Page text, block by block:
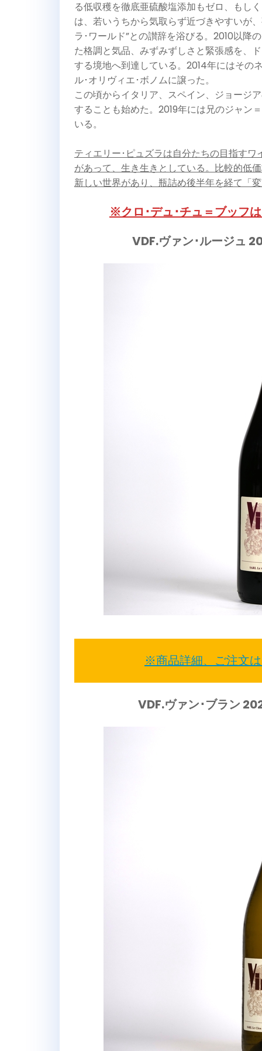
る低収穫を徹底亜硫酸塩添加もゼロ、もし
は、若いうちから気取らず近づきやすいが
ラ･ワールド”との讃辞を浴びる。2010以降
た格調と気品、みずみずしさと緊張感を、
する境地へ到達している。2014年にはその
ル･オリヴィエ･ボノムに譲った。
この頃からイタリア、スペイン、ジョージ
することも始めた。2019年には兄のジャン
いる。
ティエリー･ピュズラは自分たちの目指す
があって、生き生きとしている。比較的低
新しい世界があり、瓶詰め後半年を経て「
※クロ･デュ･チュ＝ブッフ
VDF.ヴァン･ルージュ
※商品詳細、ご注文
VDF.ヴァン･ブラン